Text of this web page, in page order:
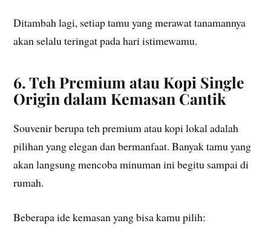
Ditambah lagi, setiap tamu yang merawat tanamannya
akan selalu teringat pada hari istimewamu.
6. Teh Premium atau Kopi Single
Origin dalam Kemasan Cantik
Souvenir berupa teh premium atau kopi lokal adalah
pilihan yang elegan dan bermanfaat. Banyak tamu yang
akan langsung mencoba minuman ini begitu sampai di
rumah.
Beberapa ide kemasan yang bisa kamu pilih: